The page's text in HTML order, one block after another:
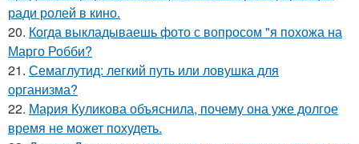
ради ролей в кино.
20. Когда выкладываешь фото с вопросом "я похожа на
Марго Робби?
21. Семаглутид: легкий путь или ловушка для
организма?
22. Мария Куликова объяснила, почему она уже долгое
время не может похудеть.